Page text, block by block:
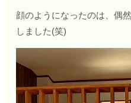
顔のようになったのは、偶
しました(笑)